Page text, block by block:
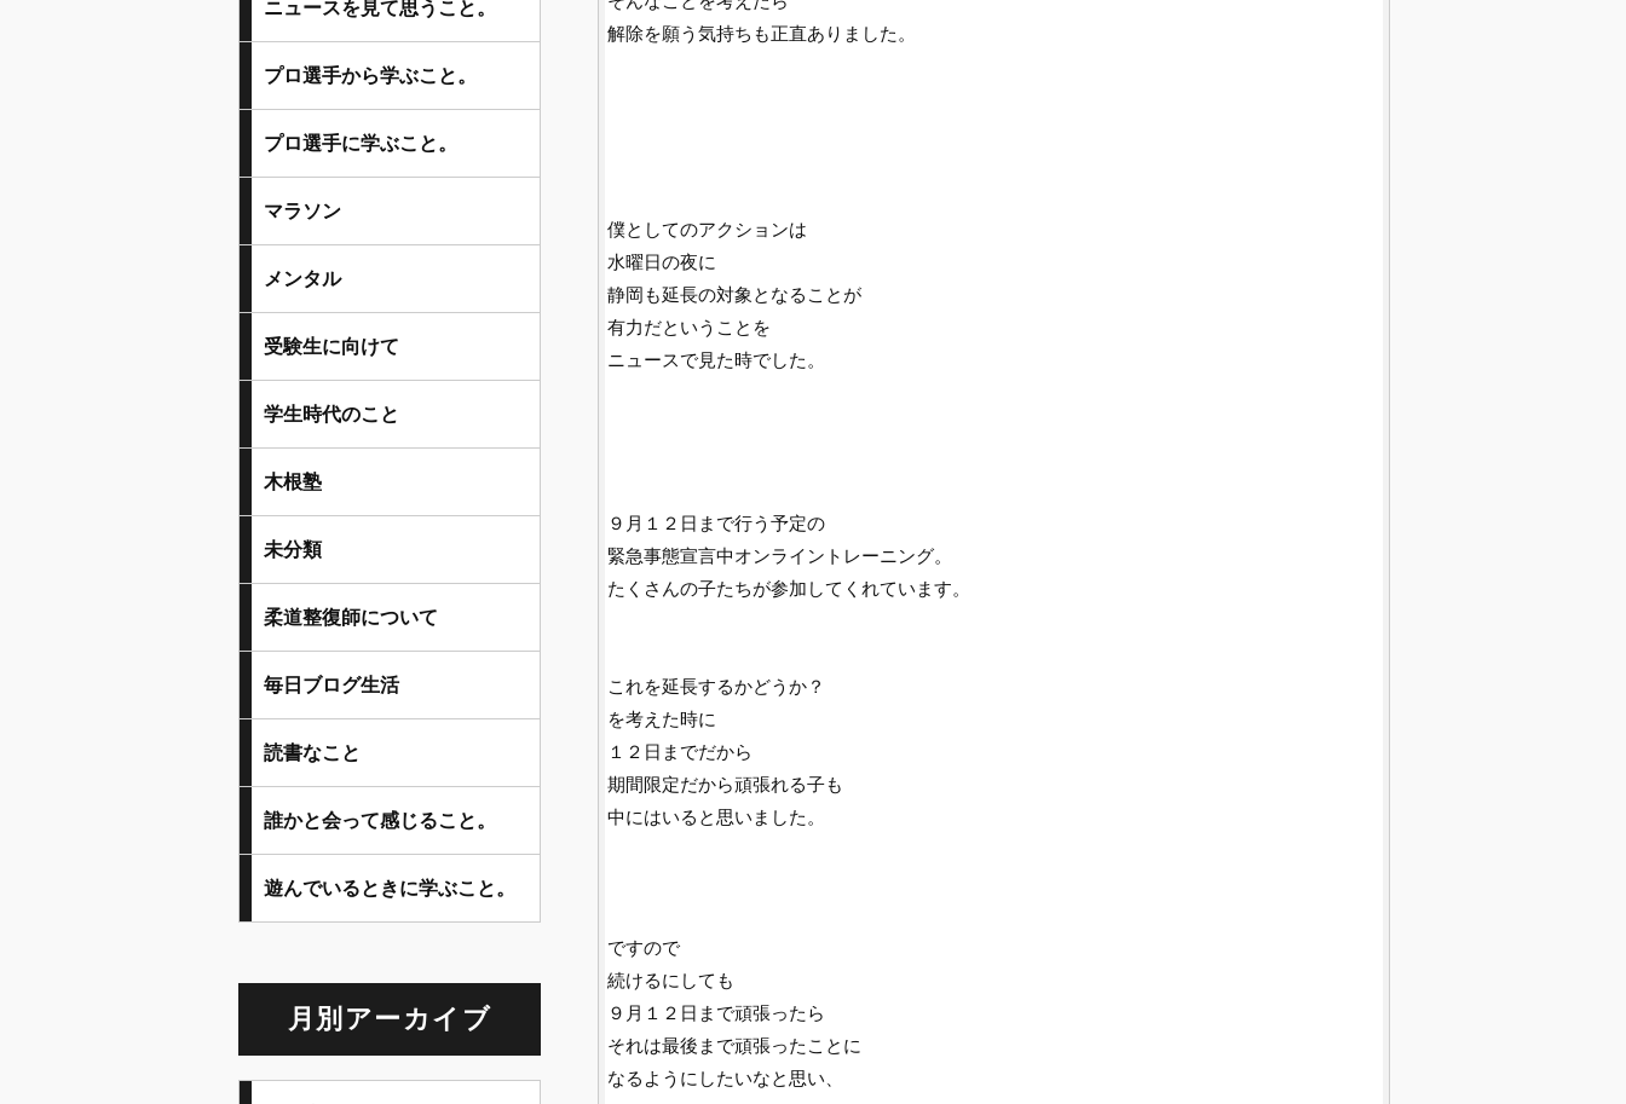
解除を願う気持ちも正直ありました。
僕としてのアクションは
水曜日の夜に
静岡も延長の対象となることが
有力だということを
ニュースで見た時でした。
９月１２日まで行う予定の
緊急事態宣言中オンライントレーニング。
たくさんの子たちが参加してくれています。
これを延長するかどうか？
を考えた時に
１２日までだから
期間限定だから頑張れる子も
中にはいると思いました。
ですので
続けるにしても
９月１２日まで頑張ったら
それは最後まで頑張ったことに
なるようにしたいなと思い、
ニュースを見て思うこと。
プロ選手から学ぶこと。
プロ選手に学ぶこと。
マラソン
メンタル
受験生に向けて
学生時代のこと
木根塾
未分類
柔道整復師について
毎日ブログ生活
読書なこと
誰かと会って感じること。
遊んでいるときに学ぶこと。
月別アーカイブ